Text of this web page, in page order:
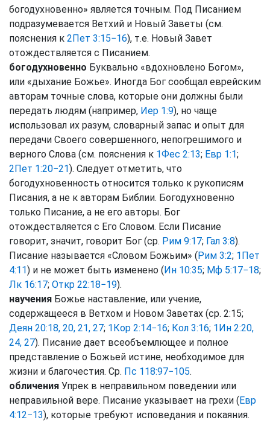
богодухновенно» является точным. Под Писанием
подразумевается Ветхий и Новый Заветы (см.
пояснения к 2Пет 3:15−16), т.е. Новый Завет
отождествляется с Писанием.
богодухновенно Буквально «вдохновлено Богом»,
или «дыхание Божье». Иногда Бог сообщал еврейским
авторам точные слова, которые они должны были
передать людям (например, Иер 1:9), но чаще
использовал их разум, словарный запас и опыт для
передачи Своего совершенного, непогрешимого и
верного Слова (см. пояснения к 1Фес 2:13; Евр 1:1;
2Пет 1:20−21). Следует отметить, что
богодухновенность относится только к рукописям
Писания, а не к авторам Библии. Богодухновенно
только Писание, а не его авторы. Бог
отождествляется с Его Словом. Если Писание
говорит, значит, говорит Бог (ср. Рим 9:17; Гал 3:8).
Писание называется «Словом Божьим» (Рим 3:2; 1Пет
4:11) и не может быть изменено (Ин 10:35; Мф 5:17−18;
Лк 16:17; Откр 22:18−19).
научения Божье наставление, или учение,
содержащееся в Ветхом и Новом Заветах (ср. 2:15;
Деян 20:18, 20, 21, 27; 1Кор 2:14−16; Кол 3:16; 1Ин 2:20,
24, 27). Писание дает всеобъемлющее и полное
представление о Божьей истине, необходимое для
жизни и благочестия. Ср. Пс 118:97−105.
обличения Упрек в неправильном поведении или
неправильной вере. Писание указывает на грехи (Евр
4:12−13), которые требуют исповедания и покаяния.